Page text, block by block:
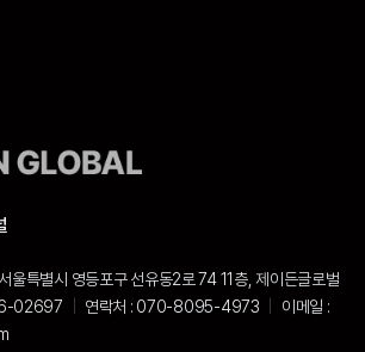
울특별시 영등포구 선유동2로 74 11층, 제이든글로벌
02697
연락처 : 070-8095-4973
이메일 :